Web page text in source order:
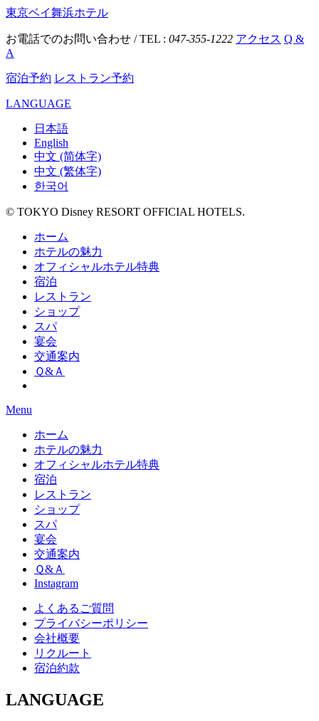
東京ベイ舞浜ホテル
お電話でのお問い合わせ / TEL : 047-355-1222 アクセス Q &
A
宿泊予約 レストラン予約
LANGUAGE
日本語
English
中文 (简体字)
中文 (繁体字)
한국어
© TOKYO Disney RESORT OFFICIAL HOTELS.
ホーム
ホテルの魅力
オフィシャルホテル特典
宿泊
レストラン
ショップ
スパ
宴会
交通案内
Ｑ&Ａ
Menu
ホーム
ホテルの魅力
オフィシャルホテル特典
宿泊
レストラン
ショップ
スパ
宴会
交通案内
Ｑ&Ａ
Instagram
よくあるご質問
プライバシーポリシー
会社概要
リクルート
宿泊約款
LANGUAGE